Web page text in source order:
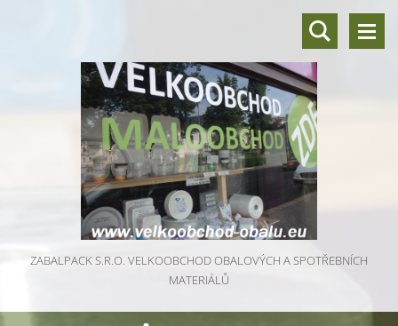
ZABALPACK S.R.O. VELKOOBCHOD OBALOVÝCH A SPOTŘEBNÍCH
MATERIÁLŮ